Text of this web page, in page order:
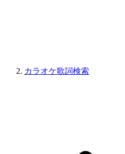
カラオケ歌詞検索